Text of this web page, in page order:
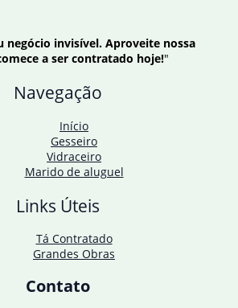
negócio invisível. Aproveite nossa
a ser contratado hoje!"
Navegação
Início
Gesseiro
Vidraceiro
Marido de aluguel
Links Úteis
Tá Contratado
Grandes Obras
Contato